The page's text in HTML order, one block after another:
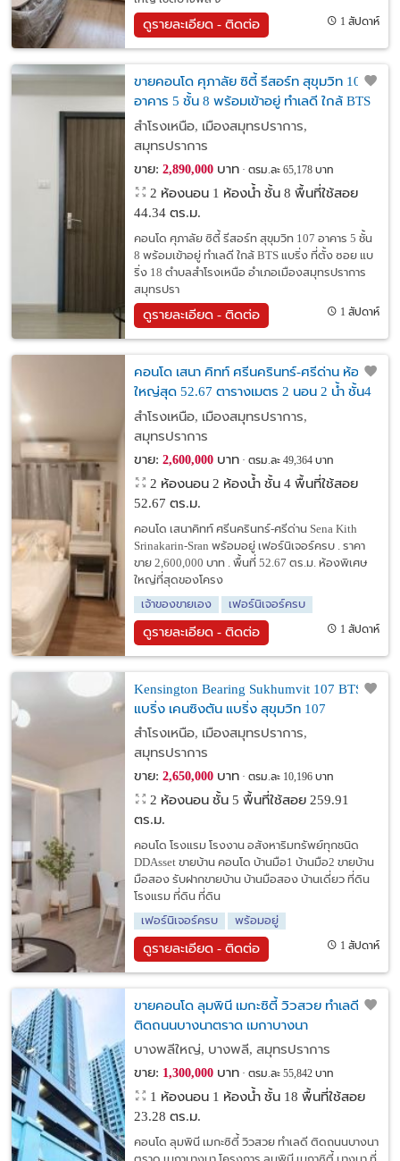
ดูรายละเอียด - ติดต่อ 1 สัปดาห์
ขายคอนโด ศุภาลัย ซิตี้ รีสอร์ท สุขุมวิท 107
อาคาร 5 ชั้น 8 พร้อมเข้าอยู่ ทำเลดี ใกล้ BTS
แบริ่ง
สำโรงเหนือ, เมืองสมุทรปราการ,
สมุทรปราการ
ขาย: 2,890,000บาท ตรม.ละ 65,178 บาท
2 ห้องนอน 1 ห้องน้ำ ชั้น 8 พื้นที่ใช้สอย
44.34 ตร.ม.
คอนโด ศุภาลัย ซิตี้ รีสอร์ท สุขุมวิท 107 อาคาร 5 ชั้น
8 พร้อมเข้าอยู่ ทำเลดี ใกล้ BTS แบริ่ง ที่ตั้ง ซอย แบ
ริ่ง 18 ตำบลสำโรงเหนือ อำเภอเมืองสมุทรปราการ
สมุทรปรา
ดูรายละเอียด - ติดต่อ 1 สัปดาห์
คอนโด เสนา คิทท์ ศรีนครินทร์-ศรีด่าน ห้อง
ใหญ่สุด 52.67 ตารางเมตร 2 นอน 2 น้ำ ชั้น4
ตึกA จอดรถ 2 คัน
สำโรงเหนือ, เมืองสมุทรปราการ,
สมุทรปราการ
ขาย: 2,600,000บาท ตรม.ละ 49,364 บาท
2 ห้องนอน 2 ห้องน้ำ ชั้น 4 พื้นที่ใช้สอย
52.67 ตร.ม.
คอนโด เสนาคิทท์ ศรีนครินทร์-ศรีด่าน Sena Kith
Srinakarin-Sran พร้อมอยู่ เฟอร์นิเจอร์ครบ . ราคา
ขาย 2,600,000 บาท . พื้นที่ 52.67 ตร.ม. ห้องพิเศษ
ใหญ่ที่สุดของโครง
เจ้าของขายเอง
เฟอร์นิเจอร์ครบ
ดูรายละเอียด - ติดต่อ 1 สัปดาห์
Kensington Bearing Sukhumvit 107 BTS
แบริ่ง เคนซิงตัน แบริ่ง สุขุมวิท 107
สำโรงเหนือ, เมืองสมุทรปราการ,
สมุทรปราการ
ขาย: 2,650,000บาท ตรม.ละ 10,196 บาท
2 ห้องนอน ชั้น 5 พื้นที่ใช้สอย 259.91
ตร.ม.
คอนโด โรงแรม โรงงาน อสังหาริมทรัพย์ทุกชนิด
DDAsset ขายบ้าน คอนโด บ้านมือ1 บ้านมือ2 ขายบ้าน
มือสอง รับฝากขายบ้าน บ้านมือสอง บ้านเดี่ยว ที่ดิน
โรงแรม ที่ดิน ที่ดิน
เฟอร์นิเจอร์ครบ
พร้อมอยู่
ดูรายละเอียด - ติดต่อ 1 สัปดาห์
ขายคอนโด ลุมพินี เมกะซิตี้ วิวสวย ทำเลดี
ติดถนนบางนาตราด เมกาบางนา
บางพลีใหญ่, บางพลี, สมุทรปราการ
ขาย: 1,300,000บาท ตรม.ละ 55,842 บาท
1 ห้องนอน 1 ห้องน้ำ ชั้น 18 พื้นที่ใช้สอย
23.28 ตร.ม.
คอนโด ลุมพินี เมกะซิตี้ วิวสวย ทำเลดี ติดถนนบางนา